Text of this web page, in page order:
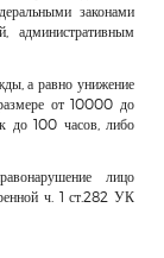
законами
административным
а равно унижение
от 10000 до
до 100 часов, либо
лицо
ч. 1 ст.282 УК